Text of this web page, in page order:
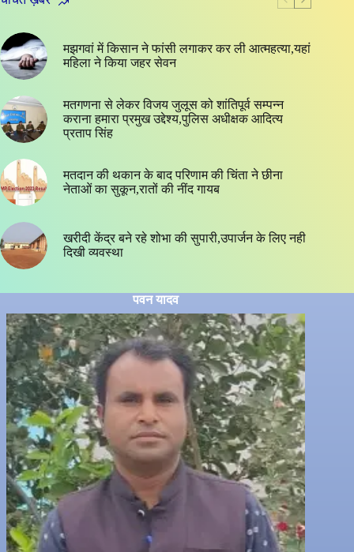
मझगवां में किसान ने फांसी लगाकर कर ली आत्महत्या,यहां
महिला ने किया जहर सेवन
मतगणना से लेकर विजय जुलूस को शांतिपूर्व सम्पन्न
कराना हमारा प्रमुख उद्देश्य,पुलिस अधीक्षक आदित्य
प्रताप सिंह
मतदान की थकान के बाद परिणाम की चिंता ने छीना
नेताओं का सुकून,रातों की नींद गायब
खरीदी केंद्र बने रहे शोभा की सुपारी,उपार्जन के लिए नही
दिखी व्यवस्था
पवन यादव